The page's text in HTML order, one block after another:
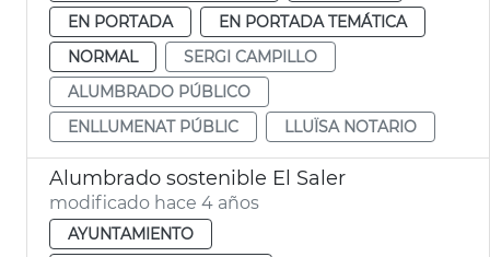
EN PORTADA
EN PORTADA TEMÁTICA
NORMAL
SERGI CAMPILLO
ALUMBRADO PÚBLICO
ENLLUMENAT PÚBLIC
LLUÏSA NOTARIO
Alumbrado sostenible El Saler
modificado hace 4 años
AYUNTAMIENTO